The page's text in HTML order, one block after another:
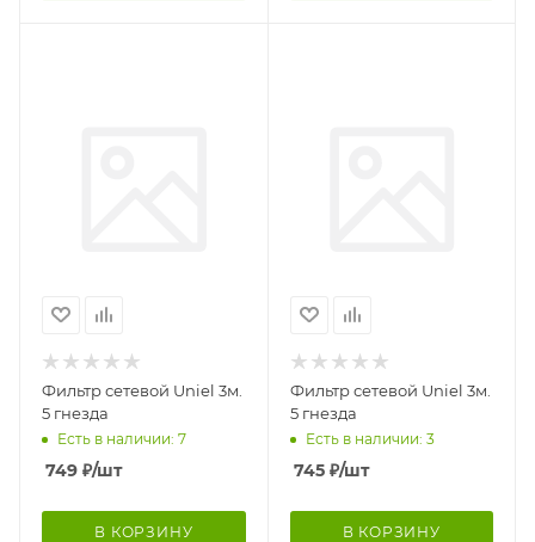
Фильтр сетевой Uniel 3м.
5 гнезда
Есть в наличии: 7
749 ₽/шт
В КОРЗИНУ
Фильтр сетевой Uniel 3м.
5 гнезда
Есть в наличии: 3
745₽/шт
В КОРЗИНУ